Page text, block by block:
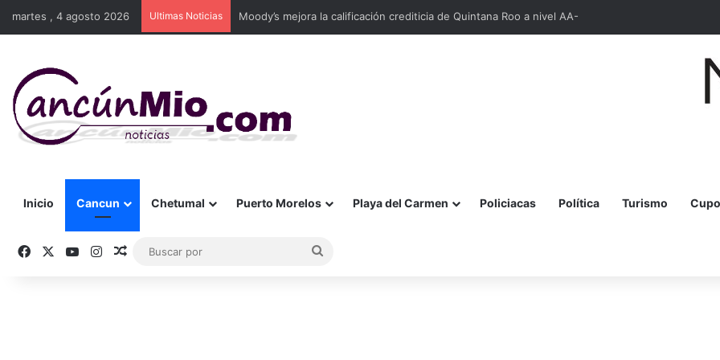
martes , 4 agosto 2026 Ultimas Noticias Moody’s mejora la calificación crediticia de Quintana Roo a nivel AA-
Inicio Cancun Chetumal Puerto Morelos Playa del Carmen Policiacas Política Turismo
FacebookYouTubeInstagram
Publicación al azar